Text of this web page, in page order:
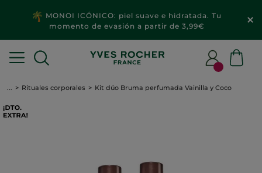
MONOI ICÓNICO: piel suave e hidratada. Tu
momento de evasión a partir de 3,99€
... Rituales corporales Kit dúo Bruma perfumada Vainilla y Coco